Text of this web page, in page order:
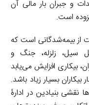
و جبران بار مالی آن
است.
از بیمه‌‌شدگانی ا‌ست که
سیل، زلزله، جنگ و
بیکاری افزایش می‌یابد
بسیار زیاد باشد.
نقشی بنیادین در ادارۀ